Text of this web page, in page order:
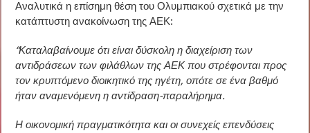
Αναλυτικά η επίσημη θέση του Ολυμπιακού σχετικά με την
κατάπτυστη ανακοίνωση της ΑΕΚ:
“Καταλαβαίνουμε ότι είναι δύσκολη η διαχείριση των
αντιδράσεων των φιλάθλων της ΑΕΚ που στρέφονται προς
τον κρυπτόμενο διοικητικό της ηγέτη, οπότε σε ένα βαθμό
ήταν αναμενόμενη η αντίδραση-παραλήρημα.
Η οικονομική πραγματικότητα και οι συνεχείς επενδύσεις